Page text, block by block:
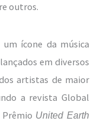
outros.
ícone da música
em diversos
artistas de maior
a revista Global
Prêmio United Earth